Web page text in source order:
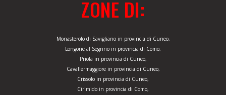
ZONE DI:
Monasterolo di Savigliano in provincia di Cuneo,
Longone al Segrino in provincia di Como,
Priola in provincia di Cuneo,
Cavallermaggiore in provincia di Cuneo,
Crissolo in provincia di Cuneo,
Cirimido in provincia di Como,